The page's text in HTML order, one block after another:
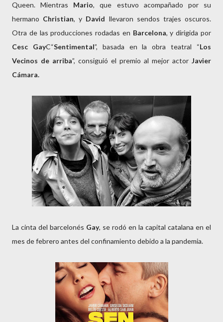
Queen. Mientras Mario, que estuvo acompañado por su
hermano Christian, y David llevaron sendos trajes oscuros.
Otra de las producciones rodadas en Barcelona, y dirigida por
Cesc GayC“Sentimental”, basada en la obra teatral “Los
Vecinos de arriba”, consiguió el premio al mejor actor Javier
Cámara.
La cinta del barcelonés Gay, se rodó en la capital catalana en el
mes de febrero antes del confinamiento debido a la pandemia.